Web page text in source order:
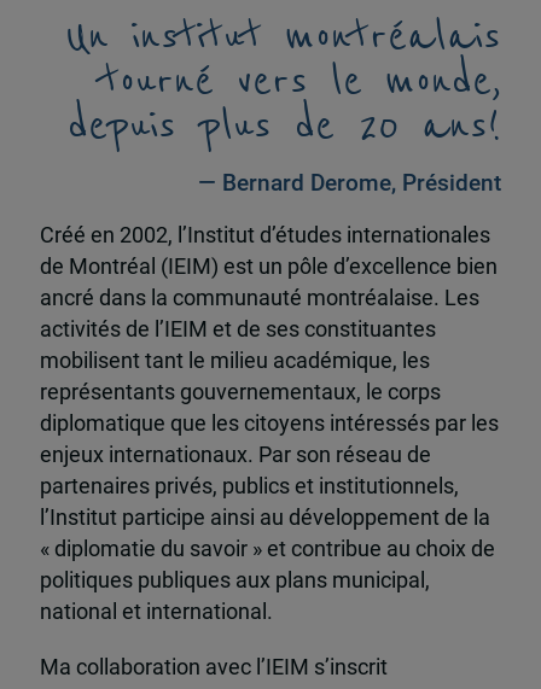
Un institut montréalais
tourné vers le monde,
depuis plus de 20 ans!
— Bernard Derome, Président
Créé en 2002, l’Institut d’études internationales
de Montréal (IEIM) est un pôle d’excellence bien
ancré dans la communauté montréalaise. Les
activités de l’IEIM et de ses constituantes
mobilisent tant le milieu académique, les
représentants gouvernementaux, le corps
diplomatique que les citoyens intéressés par les
enjeux internationaux. Par son réseau de
partenaires privés, publics et institutionnels,
l’Institut participe ainsi au développement de la
« diplomatie du savoir » et contribue au choix de
politiques publiques aux plans municipal,
national et international.
Ma collaboration avec l’IEIM s’inscrit